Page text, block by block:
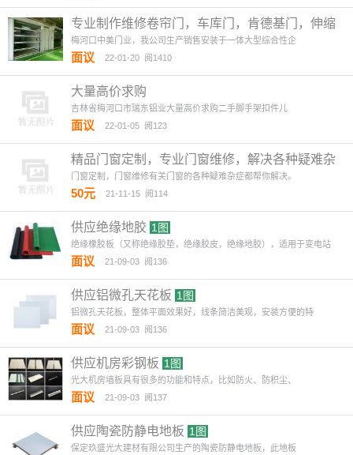
专业制作维修卷帘门，车库门，肯德基门，伸缩
门，塑钢门窗2图
梅河口中美门业，我公司生产销售安装于一体大型综合性企
面议 22-01-20 阅1410
大量高价求购
吉林省梅河口市瑞东铝业大量高价求购二手脚手架扣件儿
面议 22-01-05 阅123
精品门窗定制，专业门窗维修，解决各种疑难杂
症。
门窗定制，门窗维修有关门窗的各种疑难杂症都帮你解决。
50元 21-11-15 阅114
供应绝缘地胶 1图
绝缘橡胶板（又称绝缘胶垫，绝缘胶皮，绝缘地胶），适用于变电站
面议 21-09-03 阅136
供应铝微孔天花板 1图
铝微孔天花板，整体平面效果好，线条简洁美观，安装方便的特
面议 21-09-03 阅136
供应机房彩钢板 1图
光大机房墙板具有很多的功能和特点，比如防火、防积尘、
面议 21-09-03 阅137
供应陶瓷防静电地板 1图
保定玖盛光大建材有限公司生产的陶瓷防静电地板，此地板